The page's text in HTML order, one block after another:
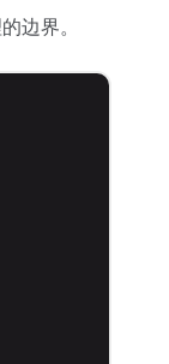
边界。